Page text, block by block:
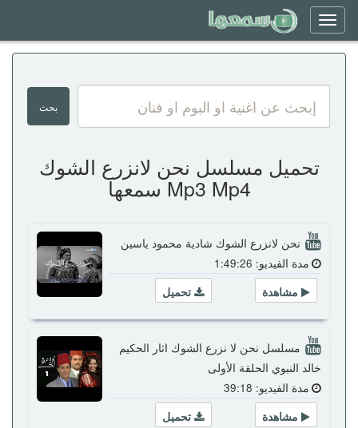
Toggle
navigation
تحميل مسلسل نحن لانزرع الشوك
Mp3 Mp4 سمعها
نحن لانزرع الشوك شادية محمود ياسين
مدة الفيديو: 1:49:26
تحميل
مشاهدة
مسلسل نحن لا نزرع الشوك اثار الحكيم
خالد النبوي الحلقة الأولى
مدة الفيديو: 39:18
تحميل
مشاهدة